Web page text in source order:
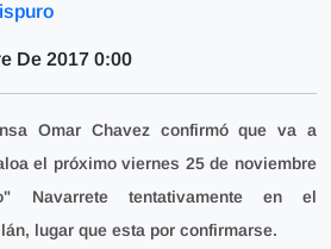
De 2017 0:00
Omar Chavez confirmó que va a
el próximo viernes 25 de noviembre
Navarrete tentativamente en el
lugar que esta por confirmarse.